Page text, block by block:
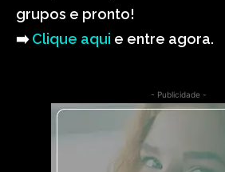
grupos e pronto!
➡️Clique aqui e entre agora.
- Publicidade -